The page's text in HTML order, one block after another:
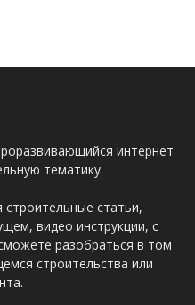
интернет
тематику.
статьи,
видео инструкции, с
разобраться в том
строительства или